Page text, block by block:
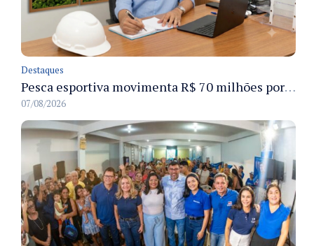
Destaques
Pesca esportiva movimenta R$ 70 milhões por ano e ganha espaço na economia sustentável do Amazonas
07/08/2026